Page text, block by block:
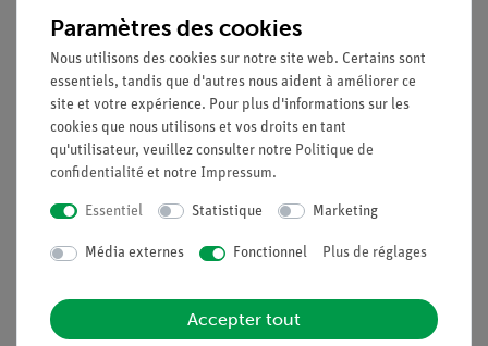
Nach oben
Légal
Conditions générales de vente
Déclaration de confidentialité
Service
Paramètres des cookies
Nous utilisons des cookies sur notre site web. Certains sont
essentiels, tandis que d'autres nous aident à améliorer ce
site et votre expérience. Pour plus d'informations sur les
cookies que nous utilisons et vos droits en tant
qu'utilisateur, veuillez consulter notre Politique de
confidentialité et notre Impressum.
Essentiel Statistique Marketing
Média externes Fonctionnel Plus de réglages
Accepter tout